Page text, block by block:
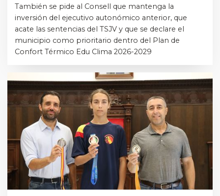
También se pide al Consell que mantenga la
inversión del ejecutivo autonómico anterior, que
acate las sentencias del TSJV y que se declare el
municipio como prioritario dentro del Plan de
Confort Térmico Edu Clima 2026-2029